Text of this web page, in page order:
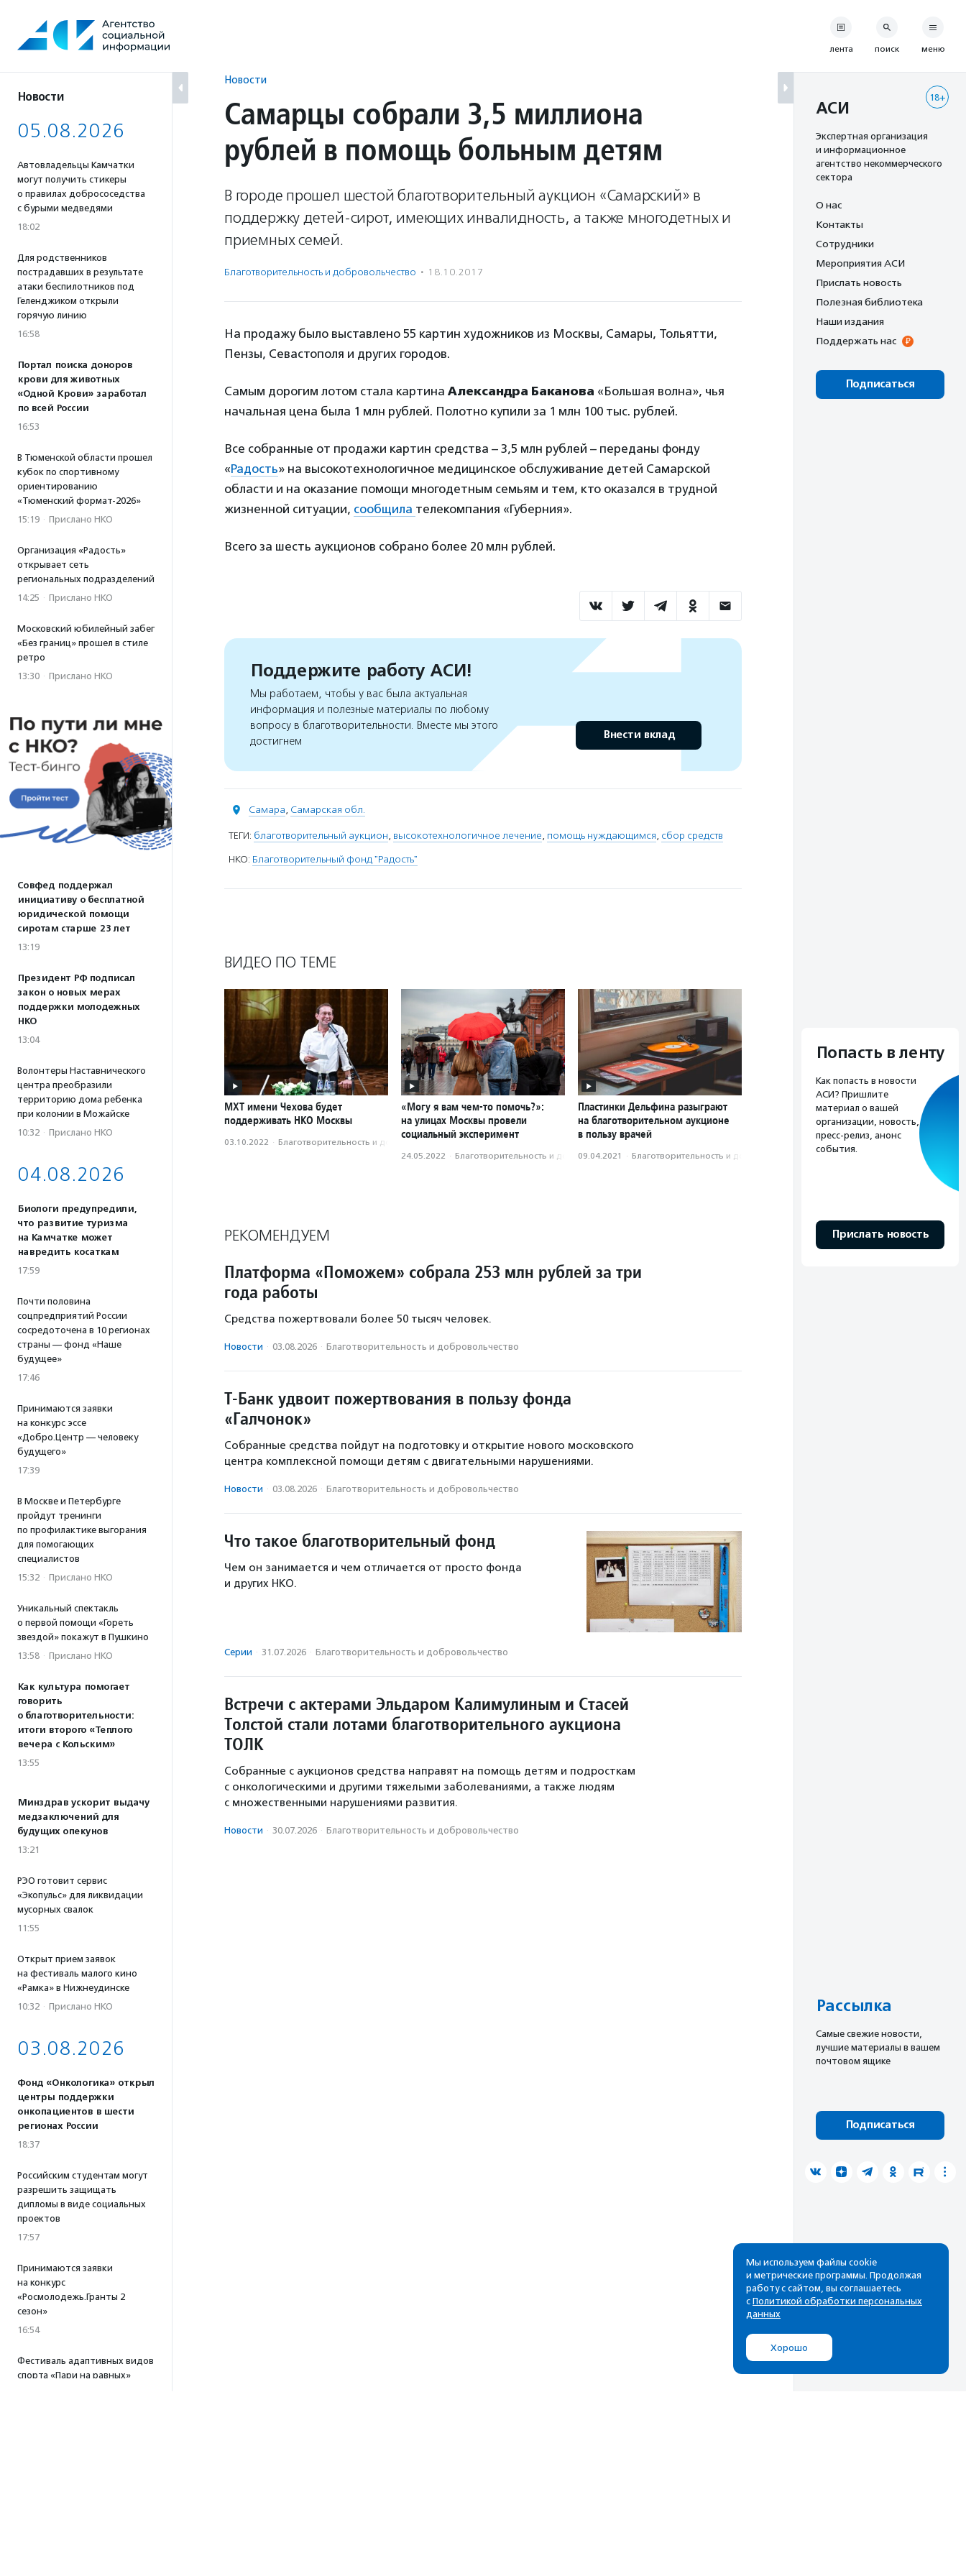
содержанию
Новости
05.08.2026
Автовладельцы Камчатки
могут получить стикеры
о правилах добрососедства
с бурыми медведями
18:02
Для родственников
пострадавших в результате
атаки беспилотников под
Геленджиком открыли
горячую линию
16:58
Портал поиска доноров
крови для животных
«Одной Крови» заработал
по всей России
16:53
В Тюменской области прошел
кубок по спортивному
ориентированию
«Тюменский формат-2026»
15:19 · Прислано НКО
Организация «Радость»
открывает сеть
региональных подразделений
14:25 · Прислано НКО
Московский юбилейный забег
«Без границ» прошел в стиле
ретро
13:30 · Прислано НКО
Совфед поддержал
инициативу о бесплатной
юридической помощи
сиротам старше 23 лет
13:19
Президент РФ подписал
закон о новых мерах
поддержки молодежных
НКО
13:04
Волонтеры Наставнического
центра преобразили
территорию дома ребенка
при колонии в Можайске
10:32 · Прислано НКО
04.08.2026
Биологи предупредили,
что развитие туризма
на Камчатке может
навредить косаткам
17:59
Почти половина
соцпредприятий России
сосредоточена в 10 регионах
страны — фонд «Наше
будущее»
17:46
Принимаются заявки
на конкурс эссе
«Добро.Центр — человеку
будущего»
17:39
В Москве и Петербурге
пройдут тренинги
по профилактике выгорания
для помогающих
специалистов
15:32 · Прислано НКО
Уникальный спектакль
о первой помощи «Гореть
звездой» покажут в Пушкино
13:58 · Прислано НКО
Как культура помогает
говорить
о благотворительности:
итоги второго «Теплого
вечера с Кольским»
13:55
Минздрав ускорит выдачу
медзаключений для
будущих опекунов
13:21
РЭО готовит сервис
«Экопульс» для ликвидации
мусорных свалок
11:55
Открыт прием заявок
на фестиваль малого кино
«Рамка» в Нижнеудинске
10:32 · Прислано НКО
03.08.2026
Фонд «Онкологика» открыл
центры поддержки
онкопациентов в шести
регионах России
18:37
Российским студентам могут
разрешить защищать
дипломы в виде социальных
проектов
17:57
Принимаются заявки
на конкурс
«Росмолодежь.Гранты 2
сезон»
16:54
Фестиваль адаптивных видов
спорта «Пари на равных»
Новости
Самарцы собрали 3,5 миллиона
рублей в помощь больным детям
В городе прошел шестой благотворительный аукцион «Самарский» в
поддержку детей-сирот, имеющих инвалидность, а также многодетных и
приемных семей.
Благотвори­тель­ность и доброволь­чест­во · 18.10.2017
На продажу было выставлено 55 картин художников из Москвы, Самары, Тольятти,
Пензы, Севастополя и других городов.
Самым дорогим лотом стала картина Александра Баканова «Большая волна», чья
начальная цена была 1 млн рублей. Полотно купили за 1 млн 100 тыс. рублей.
Все собранные от продажи картин средства – 3,5 млн рублей – переданы фонду
«Радость» на высокотехнологичное медицинское обслуживание детей Самарской
области и на оказание помощи многодетным семьям и тем, кто оказался в трудной
жизненной ситуации, сообщила телекомпания «Губерния».
Всего за шесть аукционов собрано более 20 млн рублей.
Поддержите работу АСИ!
Мы работаем, чтобы у вас была актуальная
информация и полезные материалы по любому
вопросу в благотворительности. Вместе мы этого
достигнем
Внести вклад
Самара, Самарская обл.
ТЕГИ: благотворительный аукцион, высокотехнологичное лечение, помощь нуждающимся, сбор средств
НКО: Благотворительный фонд "Радость"
ВИДЕО ПО ТЕМЕ
МХТ имени Чехова будет
поддерживать НКО Москвы
03.10.2022 · Благотвори­тель­ность и доброволь­чест­во
«Могу я вам чем-то помочь?»:
на улицах Москвы провели
социальный эксперимент
24.05.2022 · Благотвори­тель­ность и доброволь­чест­во
Пластинки Дельфина разыграют
на благотворительном аукционе
в пользу врачей
09.04.2021 · Благотвори­тель­ность и доброволь­чест­во
РЕКОМЕНДУЕМ
Платформа «Поможем» собрала 253 млн рублей за три
года работы
Средства пожертвовали более 50 тысяч человек.
Новости · 03.08.2026 · Благотвори­тель­ность и доброволь­чест­во
Т-Банк удвоит пожертвования в пользу фонда
«Галчонок»
Собранные средства пойдут на подготовку и открытие нового московского
центра комплексной помощи детям с двигательными нарушениями.
Новости · 03.08.2026 · Благотвори­тель­ность и доброволь­чест­во
Что такое благотворительный фонд
Чем он занимается и чем отличается от просто фонда
и других НКО.
Серии · 31.07.2026 · Благотвори­тель­ность и доброволь­чест­во
Встречи с актерами Эльдаром Калимулиным и Стасей
Толстой стали лотами благотворительного аукциона
ТОЛК
Собранные с аукционов средства направят на помощь детям и подросткам
с онкологическими и другими тяжелыми заболеваниями, а также людям
с множественными нарушениями развития.
Новости · 30.07.2026 · Благотвори­тель­ность и доброволь­чест­во
лента поиск меню
18+
АСИ
Экспертная организация
и информационное
агентство некоммерческого
сектора
О нас
Контакты
Сотрудники
Мероприятия АСИ
Прислать новость
Полезная библиотека
Наши издания
Поддержать нас
Подписаться
Попасть в ленту
Как попасть в новости
АСИ? Пришлите
материал о вашей
организации, новость,
пресс-релиз, анонс
события.
Прислать новость
Рассылка
Cамые свежие новости,
лучшие материалы в вашем
почтовом ящике
Подписаться
Мы используем файлы cookie
и метрические программы. Продолжая
работу с сайтом, вы соглашаетесь
с Политикой обработки персональных
данных
Хорошо